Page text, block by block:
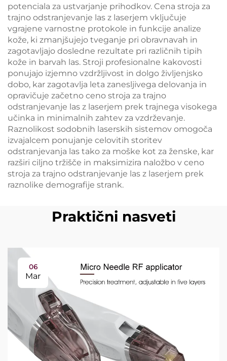
potenciala za ustvarjanje prihodkov. Cena stroja za
trajno odstranjevanje las z laserjem vključuje
vgrajene varnostne protokole in funkcije analize
kože, ki zmanjšujejo tveganje pri obravnavah in
zagotavljajo dosledne rezultate pri različnih tipih
kože in barvah las. Stroji profesionalne kakovosti
ponujajo izjemno vzdržljivost in dolgo življenjsko
dobo, kar zagotavlja leta zanesljivega delovanja in
opravičuje začetno ceno stroja za trajno
odstranjevanje las z laserjem prek trajnega visokega
učinka in minimalnih zahtev za vzdrževanje.
Raznolikost sodobnih laserskih sistemov omogoča
izvajalcem ponujanje celovitih storitev
odstranjevanja las tako za moške kot za ženske, kar
razširi ciljno tržišče in maksimizira naložbo v ceno
stroja za trajno odstranjevanje las z laserjem prek
raznolike demografije strank.
Praktični nasveti
06
Mar